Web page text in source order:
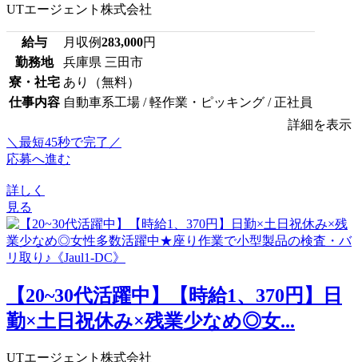
UTエージェント株式会社
給与 月収例283,000円
勤務地
兵庫県 三田市
寮・社宅 あり（無料）
仕事内容 自動車系工場 / 軽作業・ピッキング / 正社員
詳細を表示
＼最短45秒で完了／
応募へ進む
詳しく
見る
【20~30代活躍中】【時給1、370円】日
勤×土日祝休み×残業少なめ◎女...
UTエージェント株式会社